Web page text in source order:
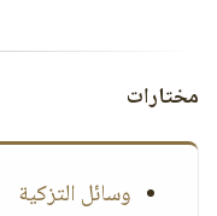
مختارات
وسائل التزكية